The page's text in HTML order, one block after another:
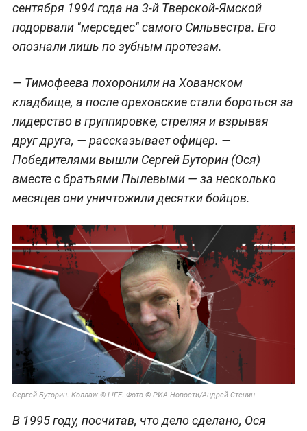
сентября 1994 года на 3-й Тверской-Ямской
подорвали "мерседес" самого Сильвестра. Его
опознали лишь по зубным протезам.
— Тимофеева похоронили на Хованском
кладбище, а после ореховские стали бороться за
лидерство в группировке, стреляя и взрывая
друг друга, — рассказывает офицер. —
Победителями вышли Сергей Буторин (Ося)
вместе с братьями Пылевыми — за несколько
месяцев они уничтожили десятки бойцов.
Сергей Буторин. Коллаж © L!FE. Фото © РИА Новости/Андрей Стенин
В 1995 году, посчитав, что дело сделано, Ося